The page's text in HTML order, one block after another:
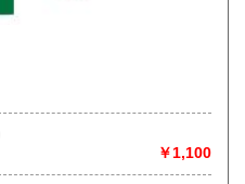
￥1,100